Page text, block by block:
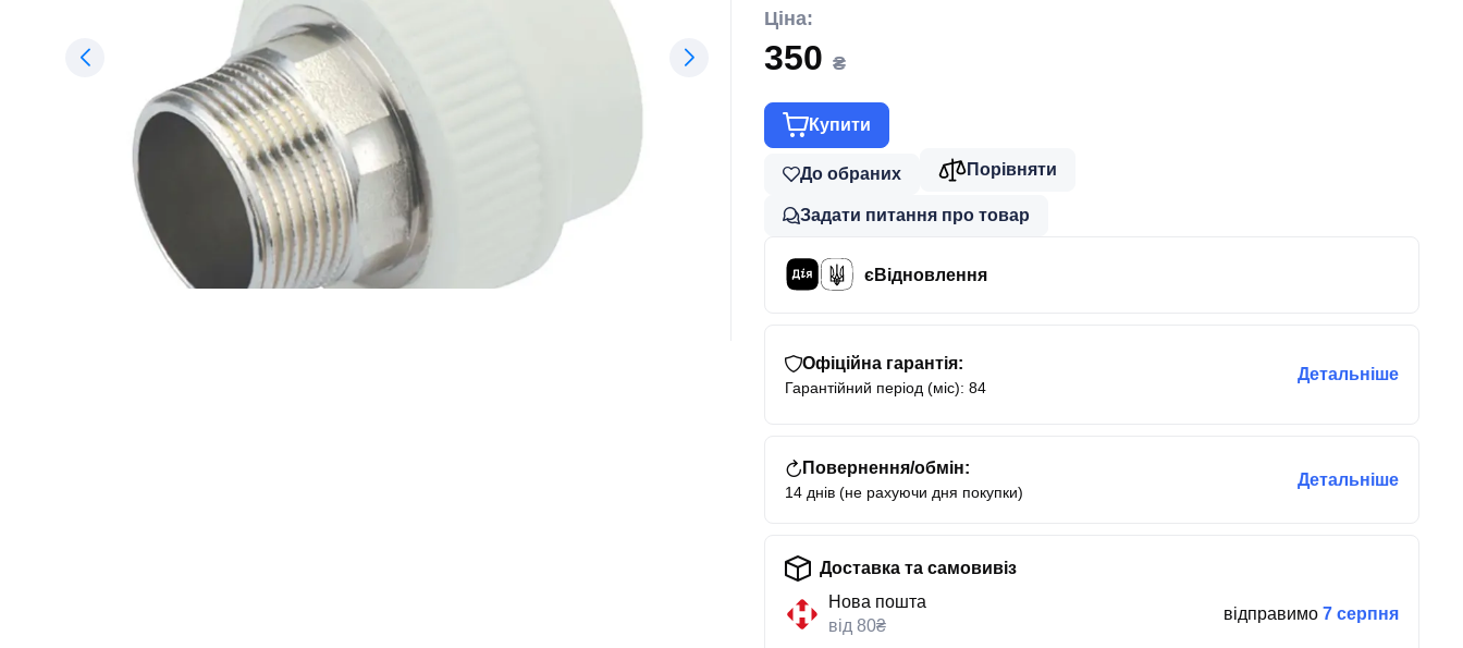
Ціна:
350 ₴
Купити
До обраних Порівняти
Задати питання про товар
єВідновлення
Офіційна гарантія:
Гарантійний період (міс): 84
Детальніше
Повернення/обмін:
14 днів (не рахуючи дня покупки)
Детальніше
Доставка та самовивіз
Нова пошта
від 80₴
відправимо 7 серпня